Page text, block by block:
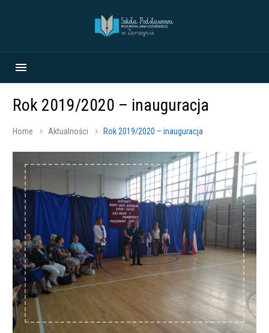
Rok 2019/2020 – inauguracja
Home Aktualności Rok 2019/2020 – inauguracja